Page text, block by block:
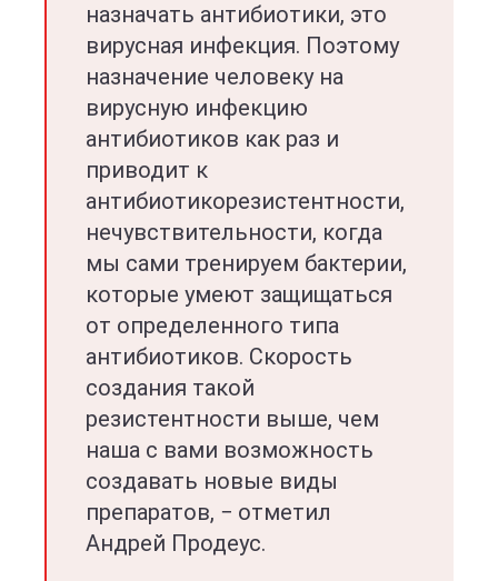
назначать антибиотики, это
вирусная инфекция. Поэтому
назначение человеку на
вирусную инфекцию
антибиотиков как раз и
приводит к
антибиотикорезистентности,
нечувствительности, когда
мы сами тренируем бактерии,
которые умеют защищаться
от определенного типа
антибиотиков. Скорость
создания такой
резистентности выше, чем
наша с вами возможность
создавать новые виды
препаратов, − отметил
Андрей Продеус.